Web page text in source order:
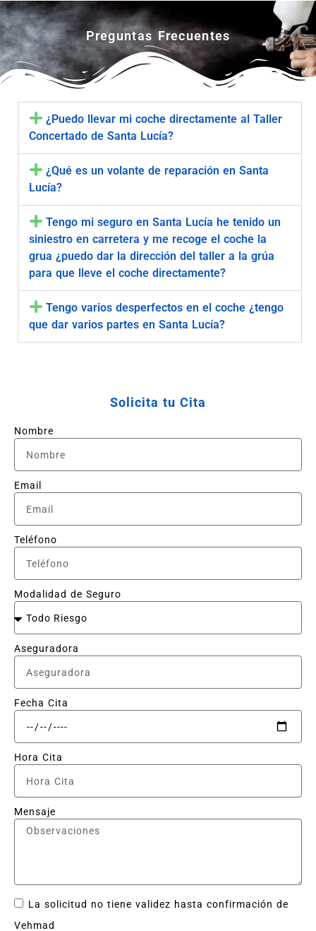
Preguntas Frecuentes
¿Puedo llevar mi coche directamente al Taller
Concertado de Santa Lucía?
¿Qué es un volante de reparación en Santa
Lucía?
Tengo mi seguro en Santa Lucía he tenido un
siniestro en carretera y me recoge el coche la
grua ¿puedo dar la dirección del taller a la grúa
para que lleve el coche directamente?
Tengo varios desperfectos en el coche ¿tengo
que dar varios partes en Santa Lucía?
Solicita tu Cita
Nombre
Email
Teléfono
Modalidad de Seguro
Aseguradora
Fecha Cita
Hora Cita
Mensaje
La solicitud no tiene validez hasta confirmación de
Vehmad